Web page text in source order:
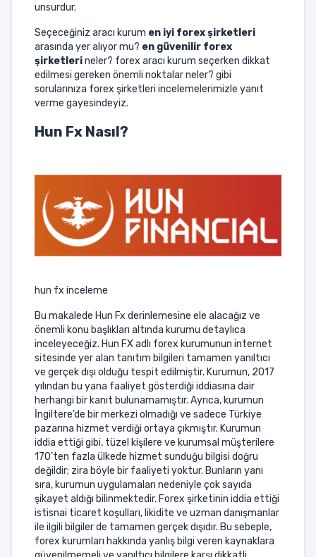
unsurdur.
Seçeceğiniz aracı kurum en iyi forex şirketleri
arasında yer alıyor mu? en güvenilir forex
şirketlerineler? forex aracı kurum seçerken dikkat
edilmesi gereken önemli noktalar neler? gibi
sorularınıza forex şirketleri incelemelerimizle yanıt
verme gayesindeyiz.
Hun Fx Nasıl?
hun fx inceleme
Bu makalede Hun Fx derinlemesine ele alacağız ve
önemli konu başlıkları altında kurumu detaylıca
inceleyeceğiz. Hun FX adlı forex kurumunun internet
sitesinde yer alan tanıtım bilgileri tamamen yanıltıcı
ve gerçek dışı olduğu tespit edilmiştir. Kurumun, 2017
yılından bu yana faaliyet gösterdiği iddiasına dair
herhangi bir kanıt bulunamamıştır. Ayrıca, kurumun
İngiltere’de bir merkezi olmadığı ve sadece Türkiye
pazarına hizmet verdiği ortaya çıkmıştır. Kurumun
iddia ettiği gibi, tüzel kişilere ve kurumsal müşterilere
170’ten fazla ülkede hizmet sunduğu bilgisi doğru
değildir; zira böyle bir faaliyeti yoktur. Bunların yanı
sıra, kurumun uygulamaları nedeniyle çok sayıda
şikayet aldığı bilinmektedir. Forex şirketinin iddia ettiği
istisnai ticaret koşulları, likidite ve uzman danışmanlar
ile ilgili bilgiler de tamamen gerçek dışıdır. Bu sebeple,
forex kurumları hakkında yanlış bilgi veren kaynaklara